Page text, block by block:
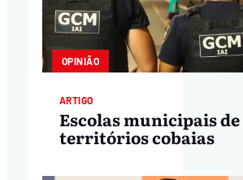
OPINIÃO
ARTIGO
Escolas municipais de
territórios cobaias